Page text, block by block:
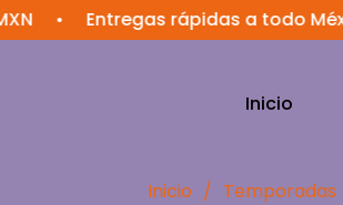
Entregas rápidas a todo México •
Inicio
Inicio / Temporadas